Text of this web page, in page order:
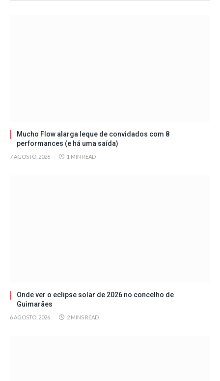
Mucho Flow alarga leque de convidados com 8
performances (e há uma saída)
7 AGOSTO, 2026 1 MIN READ
Onde ver o eclipse solar de 2026 no concelho de
Guimarães
6 AGOSTO, 2026 2 MINS READ